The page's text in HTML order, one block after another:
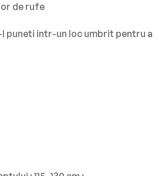
de rufe
l puneti intr-un loc umbrit pentru a